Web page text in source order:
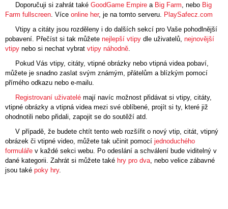
Doporučuji si zahrát také GoodGame Empire a Big Farm, nebo Big
Farm fullscreen. Více online her, je na tomto serveru. PlaySafecz.com
Vtipy a citáty jsou rozděleny i do dalších sekcí pro Vaše pohodlnější
pobavení. Přečíst si tak můžete nejlepší vtipy dle uživatelů, nejnovější
vtipy nebo si nechat vybrat vtipy náhodně.
Pokud Vás vtipy, citáty, vtipné obrázky nebo vtipná videapobaví,
můžete je snadno zaslat svým známým, přátelům a blízkým pomocí
přímého odkazu nebo e-mailu.
Registrovaní uživatelé mají navíc možnost přidávat si vtipy, citáty,
vtipné obrázky a vtipná videa mezi své oblíbené, projít si ty, které již
ohodnotili nebo přidali, zapojit se do soutěží atd.
V případě, že budete chtít tento web rozšířit o nový vtip, citát, vtipný
obrázek či vtipné video, můžete tak učinit pomocí jednoduchého
formuláře v každé sekci webu. Po odeslání a schválení bude viditelný v
dané kategorii. Zahrát si můžete také hry pro dva, nebo velice zábavné
jsou také poky hry.